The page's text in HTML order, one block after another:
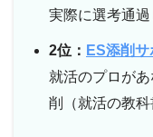
実際に選考通
2位： ES添削サ
就活のプロが
削（就活の教科